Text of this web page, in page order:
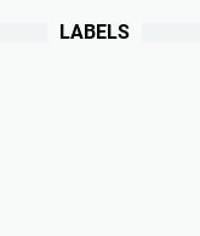
LABELS